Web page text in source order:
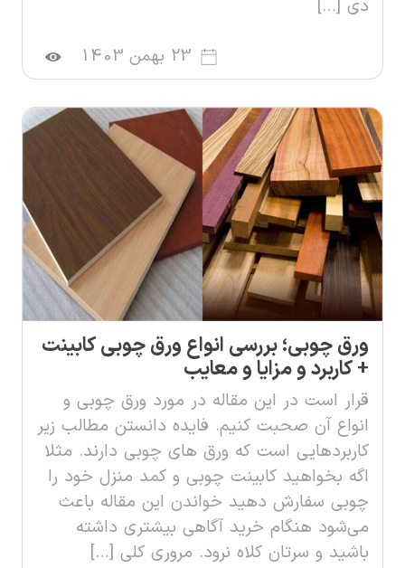
دی […]
23 بهمن 1403
ورق چوبی؛ بررسی انواع ورق چوبی کابینت
+ کاربرد و مزایا و معایب
قرار است در این مقاله در مورد ورق چوبی و
انواع آن صحبت کنیم. فایده دانستن مطالب زیر
کاربردهایی است که ورق های چوبی دارند. مثلا
اگه بخواهید کابینت چوبی و کمد منزل خود را
چوبی سفارش دهید خواندن این مقاله باعث
می‌شود هنگام خرید آگاهی بیشتری داشته
باشید و سرتان کلاه نرود. مروری کلی […]